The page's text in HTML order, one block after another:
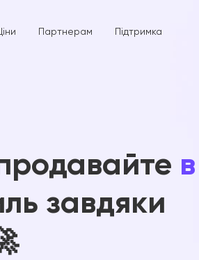
Партнерам Підтримка
в
завдяки